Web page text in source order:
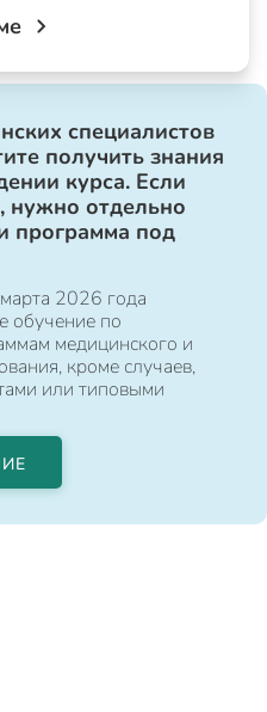
специалистов
получить знания
курса. Если
нужно отдельно
программа под
2026 года
обучение по
медицинского и
кроме случаев,
или типовыми